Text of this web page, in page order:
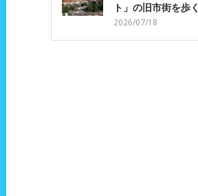
ト」の旧市街を歩く
2026/07/18